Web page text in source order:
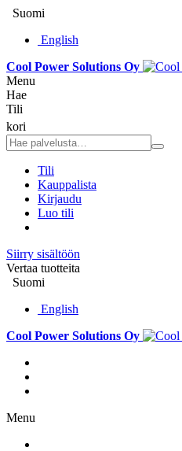
Suomi
English
Cool Power Solutions Oy
Menu
Hae
Tili
kori
Tili
Kauppalista
Kirjaudu
Luo tili
Siirry sisältöön
Vertaa tuotteita
Suomi
English
Cool Power Solutions Oy
Menu